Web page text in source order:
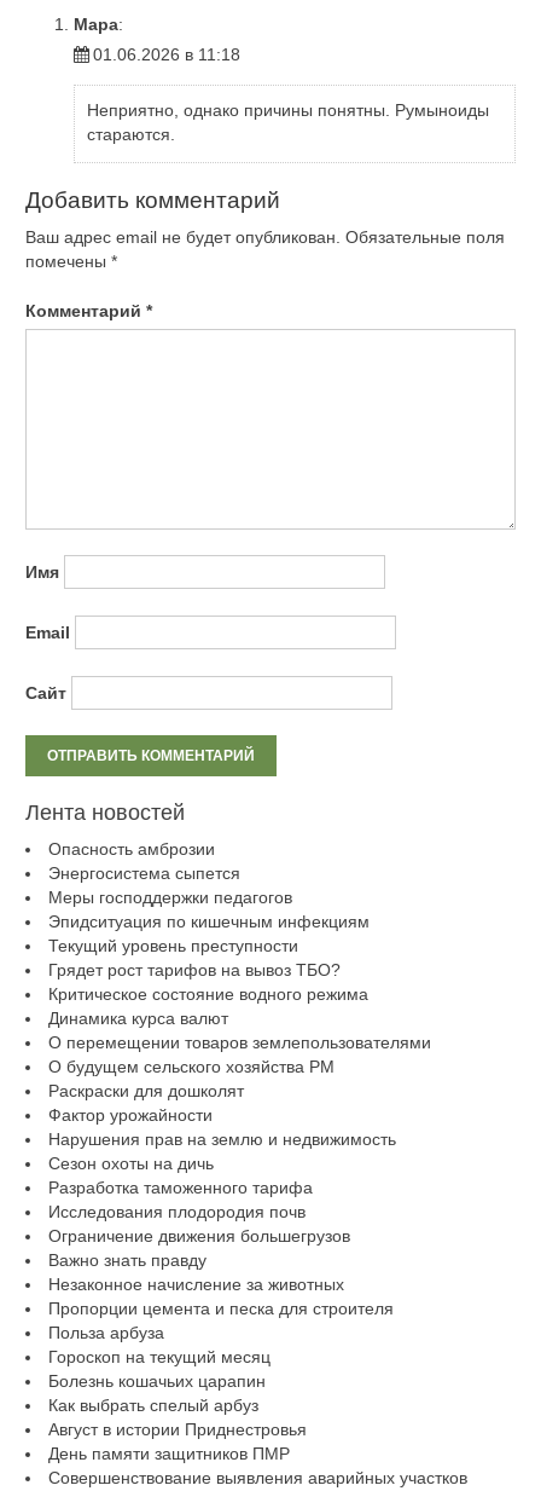
Мара:
01.06.2026 в 11:18
Неприятно, однако причины понятны. Румыноиды
стараются.
Добавить комментарий
Ваш адрес email не будет опубликован. Обязательные поля
помечены *
Комментарий *
Имя
Email
Сайт
Лента новостей
Опасность амброзии
Энергосистема сыпется
Меры господдержки педагогов
Эпидситуация по кишечным инфекциям
Текущий уровень преступности
Грядет рост тарифов на вывоз ТБО?
Критическое состояние водного режима
Динамика курса валют
О перемещении товаров землепользователями
О будущем сельского хозяйства РМ
Раскраски для дошколят
Фактор урожайности
Нарушения прав на землю и недвижимость
Сезон охоты на дичь
Разработка таможенного тарифа
Исследования плодородия почв
Ограничение движения большегрузов
Важно знать правду
Незаконное начисление за животных
Пропорции цемента и песка для строителя
Польза арбуза
Гороскоп на текущий месяц
Болезнь кошачьих царапин
Как выбрать спелый арбуз
Август в истории Приднестровья
День памяти защитников ПМР
Совершенствование выявления аварийных участков